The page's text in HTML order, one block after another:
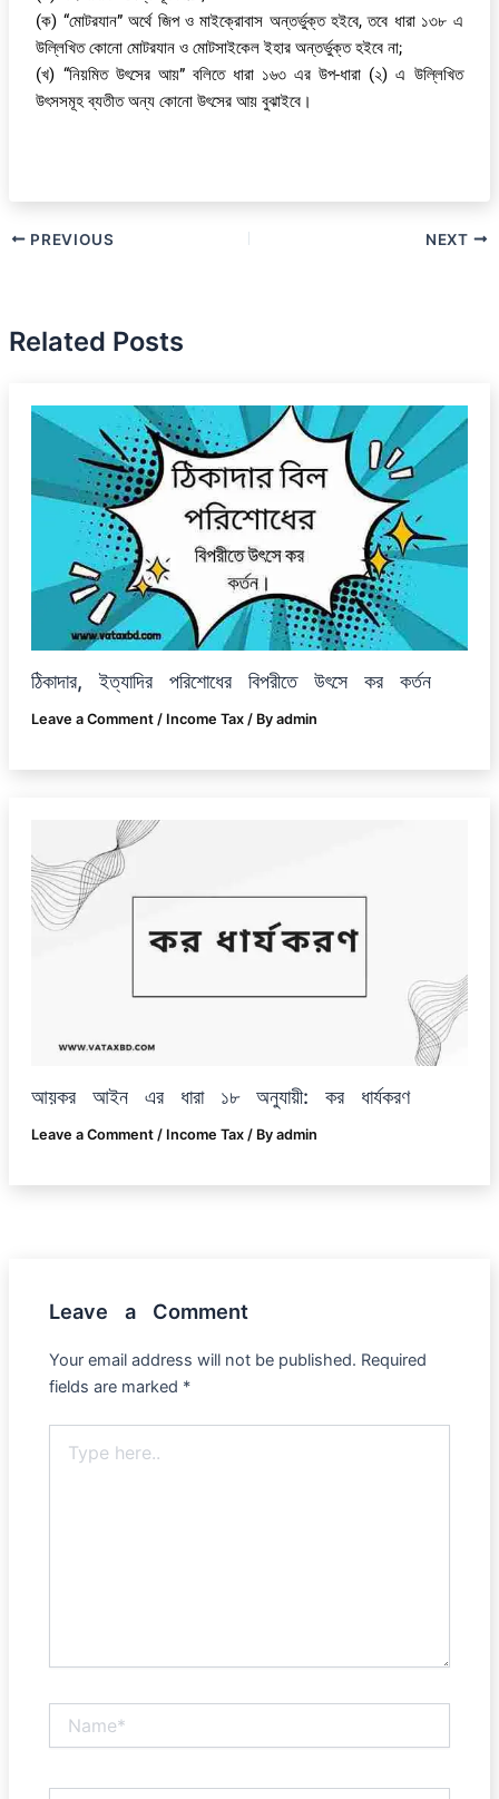
(ক) “মোটরযান” অর্থে জিপ ও মাইক্রোবাস অন্তর্ভুক্ত হইবে, তবে ধারা ১৩৮ এ
উল্লিখিত কোনো মোটরযান ও মোটসাইকেল ইহার অন্তর্ভুক্ত হইবে না;
(খ) “নিয়মিত উৎসের আয়” বলিতে ধারা ১৬৩ এর উপ-ধারা (২) এ উল্লিখিত
উৎসসমূহ ব্যতীত অন্য কোনো উৎসের আয় বুঝাইবে।
PREVIOUS NEXT
Related Posts
ঠিকাদার, ইত্যাদির পরিশোধের বিপরীতে উৎসে কর কর্তন
Leave a Comment / Income Tax/ By admin
আয়কর আইন এর ধারা ১৮ অনুযায়ী: কর ধার্যকরণ
Leave a Comment / Income Tax/ By admin
Leave a Comment
Your email address will not be published. Required
fields are marked *
here..